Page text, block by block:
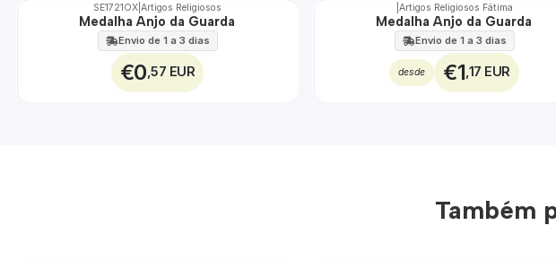
SE1721OX |Artigos Religiosos
Medalha Anjo da Guarda
Envio de 1 a 3 dias
€0 ,57 EUR
Artigos Religiosos Fátima
Medalha Anjo da Guarda
Envio de 1 a 3 dias
desde €1 ,17 EUR
Também